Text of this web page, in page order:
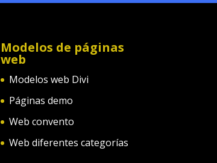
Modelos de páginas
web
Modelos web Divi
Páginas demo
Web convento
Web diferentes categorías